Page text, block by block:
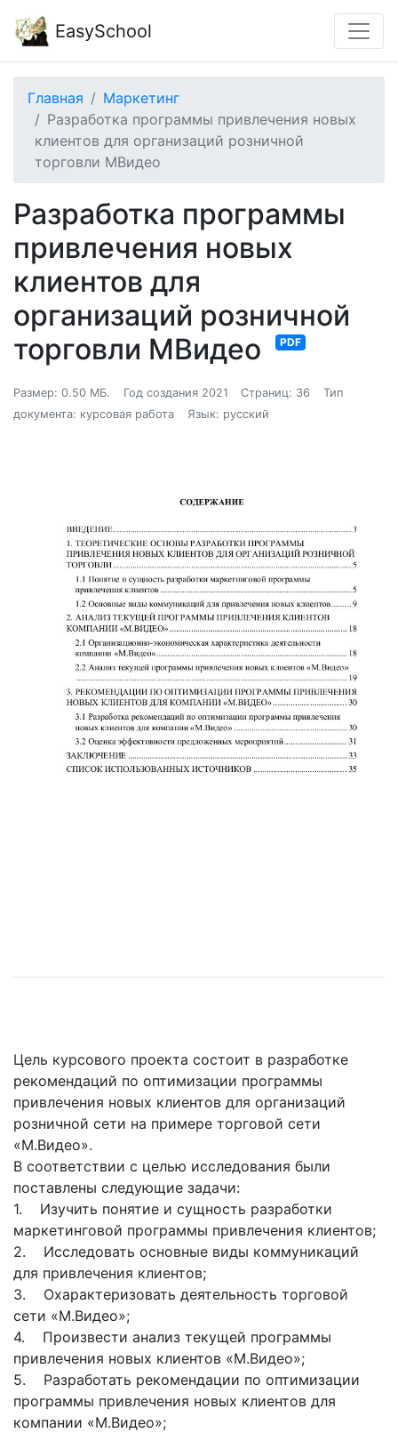
EasySchool
Главная
Маркетинг
Разработка программы привлечения новых
клиентов для организаций розничной
торговли МВидео
Разработка программы
привлечения новых
клиентов для
организаций розничной
торговли МВидео
PDF
Размер: 0.50 МБ. Год создания 2021 Страниц: 36
Тип
документа: курсовая работа
Язык: русский
Цель курсового проекта состоит в разработке
рекомендаций по оптимизации программы
привлечения новых клиентов для организаций
розничной сети на примере торговой сети
«М.Видео».
В соответствии с целью исследования были
поставлены следующие задачи:
1. Изучить понятие и сущность разработки
маркетинговой программы привлечения клиентов;
2. Исследовать основные виды коммуникаций
для привлечения клиентов;
3. Охарактеризовать деятельность торговой
сети «М.Видео»;
4. Произвести анализ текущей программы
привлечения новых клиентов «М.Видео»;
5. Разработать рекомендации по оптимизации
программы привлечения новых клиентов для
компании «М.Видео»;